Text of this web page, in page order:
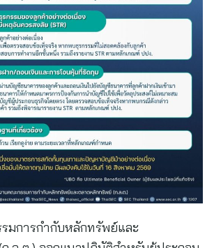
มการกำกับหลักทรัพย์และ